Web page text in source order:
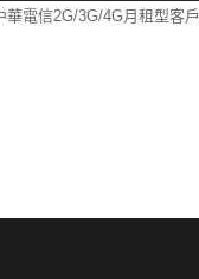
華電信2G/3G/4G月租型客戶